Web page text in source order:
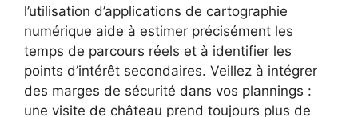
l’utilisation d’applications de cartographie
numérique aide à estimer précisément les
temps de parcours réels et à identifier les
points d’intérêt secondaires. Veillez à intégrer
des marges de sécurité dans vos plannings :
une visite de château prend toujours plus de